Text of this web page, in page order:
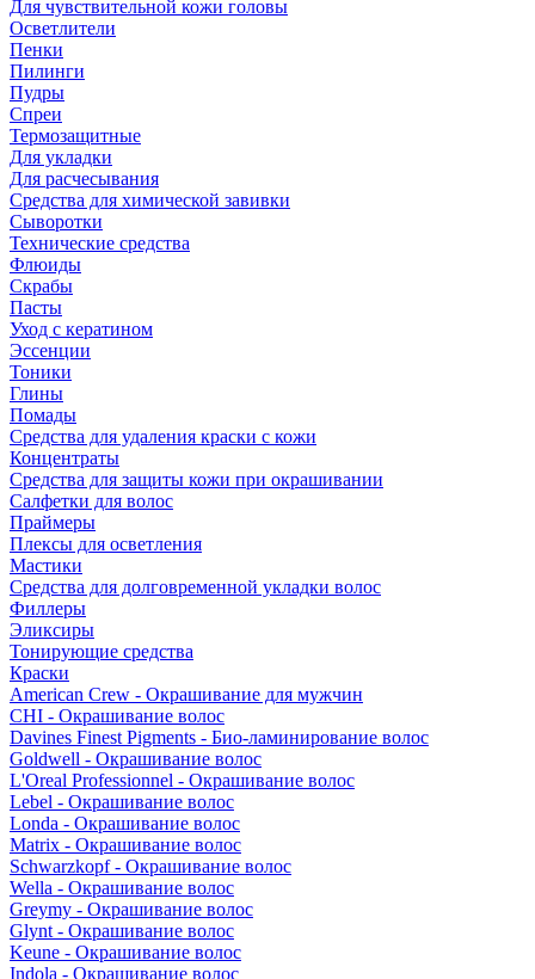
Для чувствительной кожи головы
Осветлители
Пенки
Пилинги
Пудры
Спреи
Термозащитные
Для укладки
Для расчесывания
Средства для химической завивки
Сыворотки
Технические средства
Флюиды
Скрабы
Пасты
Уход с кератином
Эссенции
Тоники
Глины
Помады
Средства для удаления краски с кожи
Концентраты
Средства для защиты кожи при окрашивании
Салфетки для волос
Праймеры
Плексы для осветления
Мастики
Средства для долговременной укладки волос
Филлеры
Эликсиры
Тонирующие средства
Краски
American Crew - Окрашивание для мужчин
CHI - Окрашивание волос
Davines Finest Pigments - Био-ламинирование волос
Goldwell - Окрашивание волос
L'Oreal Professionnel - Окрашивание волос
Lebel - Окрашивание волос
Londa - Окрашивание волос
Matrix - Окрашивание волос
Schwarzkopf - Окрашивание волос
Wella - Окрашивание волос
Greymy - Окрашивание волос
Glynt - Окрашивание волос
Keune - Окрашивание волос
Indola - Окрашивание волос